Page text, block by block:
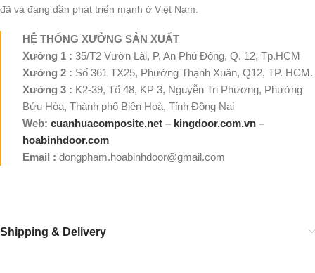
đã và đang dần phát triển mạnh ở Việt Nam.
HỆ THỐNG XƯỞNG SẢN XUẤT
Xưởng 1 : 35/T2 Vườn Lài, P. An Phú Đông, Q. 12, Tp.HCM
Xưởng 2 : Số 361 TX25, Phường Thạnh Xuân, Q12, TP. HCM.
Xưởng 3 : K2-39, Tổ 48, KP 3, Nguyễn Tri Phương, Phường
Bửu Hòa, Thành phố Biên Hoà, Tỉnh Đồng Nai
Web: cuanhuacomposite.net – kingdoor.com.vn –
hoabinhdoor.com
Email : dongpham.hoabinhdoor@gmail.com
Shipping & Delivery